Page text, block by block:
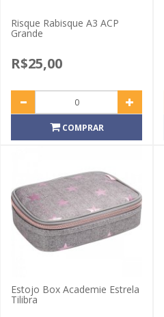
Risque Rabisque A3 ACP
Grande
R$25,00
COMPRAR
Estojo Box Academie Estrela
Tilibra